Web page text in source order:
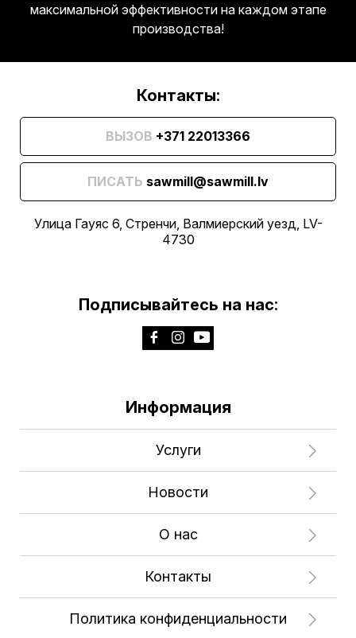
максимальной эффективности на каждом этапе
производства!
Контакты:
ВЫЗОВ +371 22013366
ПИСАТЬ sawmill@sawmill.lv
Улица Гауяс 6, Стренчи, Валмиерский уезд, LV-
4730
Подписывайтесь на нас:
Информация
Услуги
Новости
О нас
Контакты
Политика конфиденциальности